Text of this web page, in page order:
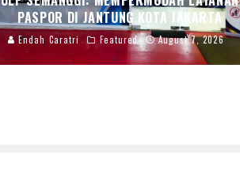
PASPOR DI JANTUNG KOTA JAKARTA
Endah Caratri Featured August 7, 2026